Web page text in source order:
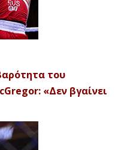
του
«Δεν βγαίνει